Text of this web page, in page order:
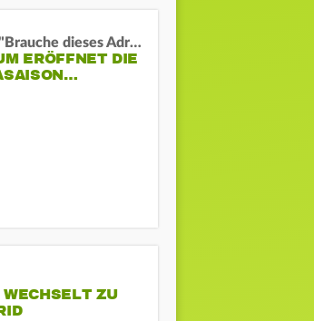
Uwe Rösler: "Brauche dieses Adrenalin"
ERÖFFNET DIE
WECHSELT ZU